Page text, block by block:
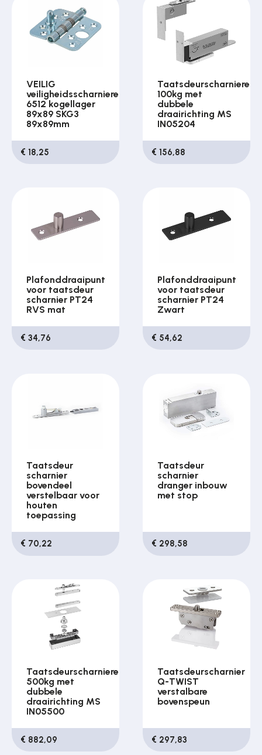
VEILIG
veiligheidsscharnieren
6512 kogellager
89x89 SKG3
89x89mm
€ 18,25
Taatsdeurscharnieren
100kg met
dubbele
draairichting MS
IN05204
€ 156,88
Plafonddraaipunt
voor taatsdeur
scharnier PT24
RVS mat
€ 34,76
Plafonddraaipunt
voor taatsdeur
scharnier PT24
Zwart
€ 54,62
Taatsdeur
scharnier
bovendeel
verstelbaar voor
houten
toepassing
€ 70,22
Taatsdeur
scharnier
dranger inbouw
met stop
€ 298,58
Taatsdeurscharnieren
500kg met
dubbele
draairichting MS
IN05500
€ 882,09
Taatsdeurscharnier
Q-TWIST
verstalbare
bovenspeun
€ 297,83